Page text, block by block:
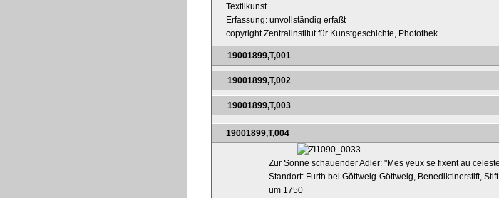
Textilkunst
Erfassung: unvollständig erfaßt
copyright Zentralinstitut für Kunstgeschichte, Photothek
19001899,T,001
19001899,T,002
19001899,T,003
19001899,T,004
Zur Sonne schauender Adler: "Mes yeux se fixent au
Standort: Furth bei Göttweig-Göttweig, Benediktinerstift,
um 1750